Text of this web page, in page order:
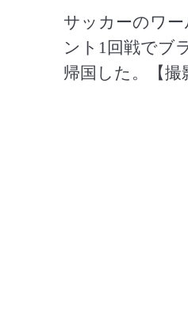
サッカーのワ
ント1回戦でブ
帰国した。【撮